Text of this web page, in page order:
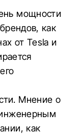
мощности
как
от Tesla и
Мнение о
как